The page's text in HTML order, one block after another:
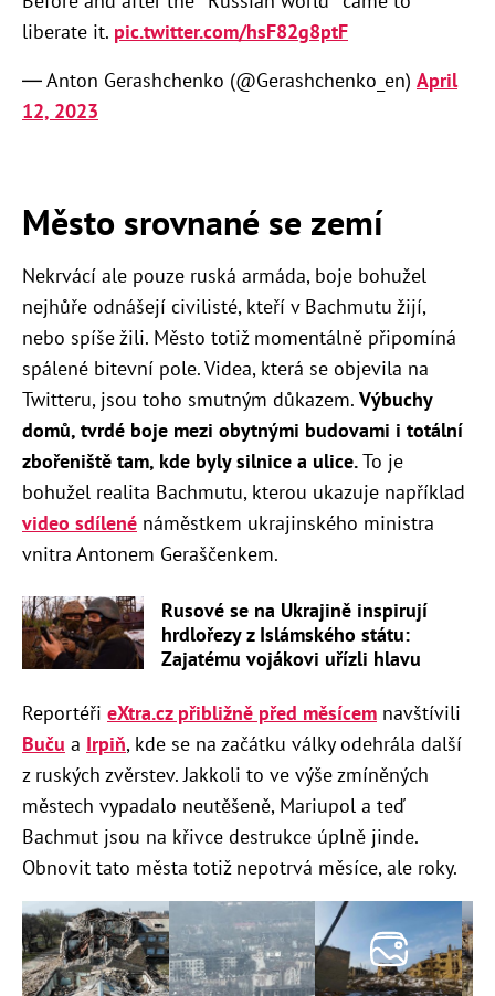
liberate it. pic.twitter.com/hsF82g8ptF
— Anton Gerashchenko (@Gerashchenko_en) April
12, 2023
Město srovnané se zemí
Nekrvácí ale pouze ruská armáda, boje bohužel
nejhůře odnášejí civilisté, kteří v Bachmutu žijí,
nebo spíše žili. Město totiž momentálně připomíná
spálené bitevní pole. Videa, která se objevila na
Twitteru, jsou toho smutným důkazem. Výbuchy
domů, tvrdé boje mezi obytnými budovami i totální
zbořeniště tam, kde byly silnice a ulice.To je
bohužel realita Bachmutu, kterou ukazuje například
video sdílené náměstkem ukrajinského ministra
vnitra Antonem Geraščenkem.
Rusové se na Ukrajině inspirují
hrdlořezy z Islámského státu:
Zajatému vojákovi uřízli hlavu
Reportéři eXtra.cz přibližně před měsícem navštívili
Buču a Irpiň, kde se na začátku války odehrála další
z ruských zvěrstev. Jakkoli to ve výše zmíněných
městech vypadalo neutěšeně, Mariupol a teď
Bachmut jsou na křivce destrukce úplně jinde.
Obnovit tato města totiž nepotrvá měsíce, ale roky.